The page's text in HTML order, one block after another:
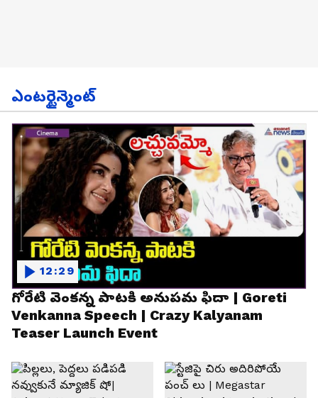
ఎంటర్టైన్మెంట్
గోరేటి వెంకన్న పాటకి అనుపమ ఫిదా | Goreti
Venkanna Speech | Crazy Kalyanam
Teaser Launch Event
12:29